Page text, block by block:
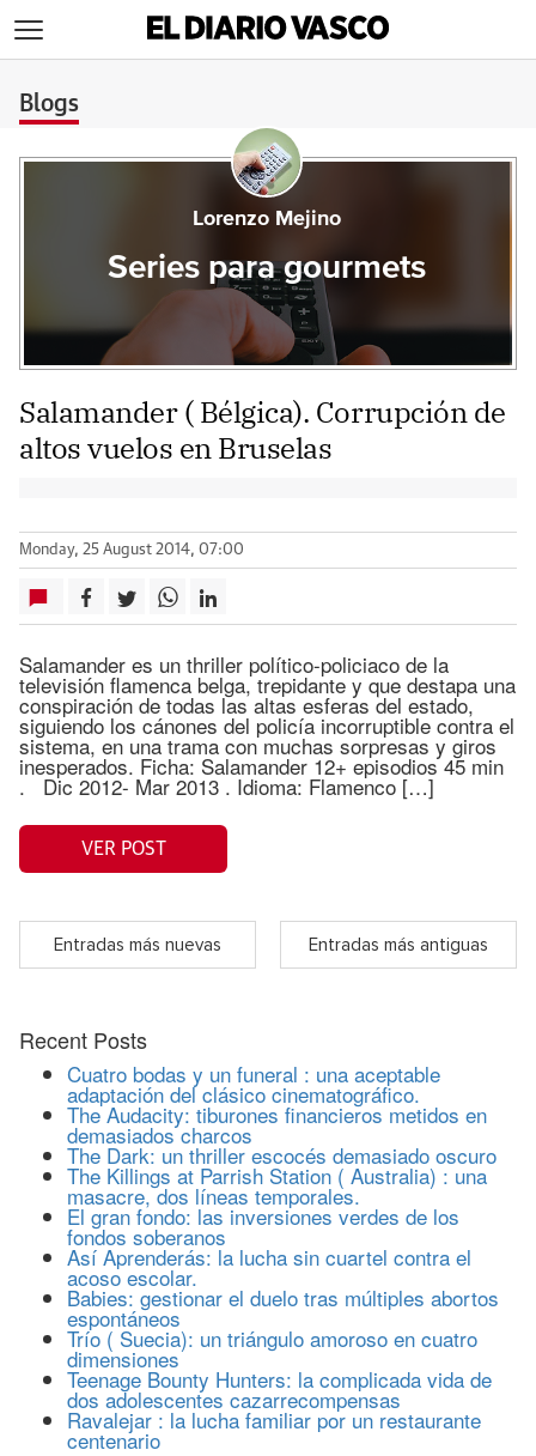
Blogs
Lorenzo Mejino
Series para gourmets
Salamander ( Bélgica). Corrupción de
altos vuelos en Bruselas
Monday, 25 August 2014, 07:00
Salamander es un thriller político-policiaco de la
televisión flamenca belga, trepidante y que destapa una
conspiración de todas las altas esferas del estado,
siguiendo los cánones del policía incorruptible contra el
sistema, en una trama con muchas sorpresas y giros
inesperados. Ficha: Salamander 12+ episodios 45 min
. Dic 2012- Mar 2013 . Idioma: Flamenco […]
VER POST
Entradas más nuevas Entradas más antiguas
Recent Posts
Cuatro bodas y un funeral : una aceptable
adaptación del clásico cinematográfico.
The Audacity: tiburones financieros metidos en
demasiados charcos
The Dark: un thriller escocés demasiado oscuro
The Killings at Parrish Station ( Australia) : una
masacre, dos líneas temporales.
El gran fondo: las inversiones verdes de los
fondos soberanos
Así Aprenderás: la lucha sin cuartel contra el
acoso escolar.
Babies: gestionar el duelo tras múltiples abortos
espontáneos
Trío ( Suecia): un triángulo amoroso en cuatro
dimensiones
Teenage Bounty Hunters: la complicada vida de
dos adolescentes cazarrecompensas
Ravalejar : la lucha familiar por un restaurante
centenario